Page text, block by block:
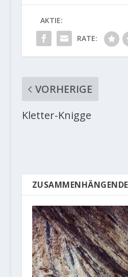
AKTIE:
RATE:
VORHERIGE
Kletter-Knigge